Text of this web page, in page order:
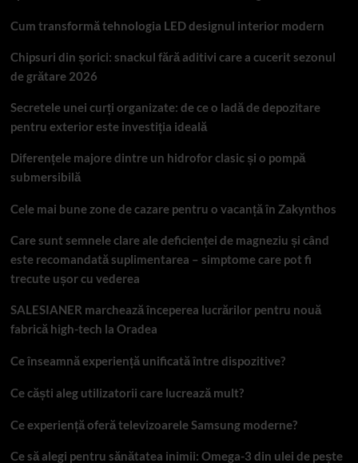
Cum transformă tehnologia LED designul interior modern
Chipsuri din șorici: snackul fără aditivi care a cucerit sezonul
de grătare 2026
Secretele unei curți organizate: de ce o ladă de depozitare
pentru exterior este investiția ideală
Diferențele majore dintre un hidrofor clasic și o pompă
submersibilă
Cele mai bune zone de cazare pentru o vacanță în Zakynthos
Care sunt semnele clare ale deficienței de magneziu și când
este recomandată suplimentarea – simptome care pot fi
trecute ușor cu vederea
SALESIANER marchează începerea lucrărilor pentru nouă
fabrică high-tech la Oradea
Ce înseamnă experiență unificată între dispozitive?
Ce căști aleg utilizatorii care lucrează mult?
Ce experiență oferă televizoarele Samsung moderne?
Ce să alegi pentru sănătatea inimii: Omega-3 din ulei de pește